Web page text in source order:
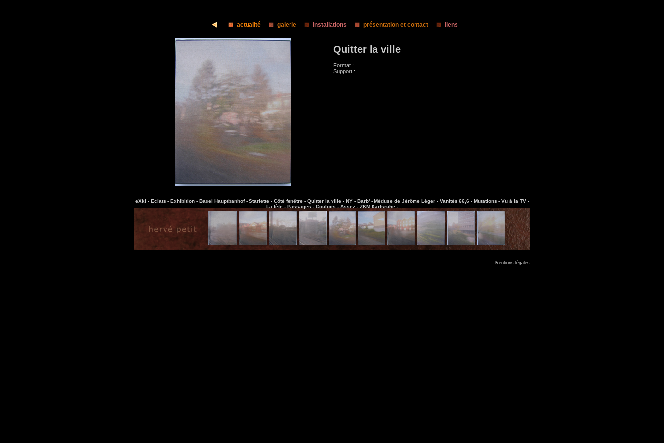
actualité galerie installations présentation et contact liens
Quitter la ville
Format :
Support :
eXki - Eclats - Exhibition - Basel Hauptbanhof - Starlette - Côté fenêtre - Quitter la ville - NY - Barb' - Méduse de Jérôme Léger - Vanités 66,6 - Mutations - Vu à la TV -
La fête - Passages - Couloirs - Assez - ZKM Karlsruhe -
Mentions légales